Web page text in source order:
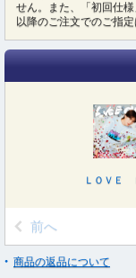
せん。また、「初回仕
以降のご注文でのご指
前へ
商品の返品について